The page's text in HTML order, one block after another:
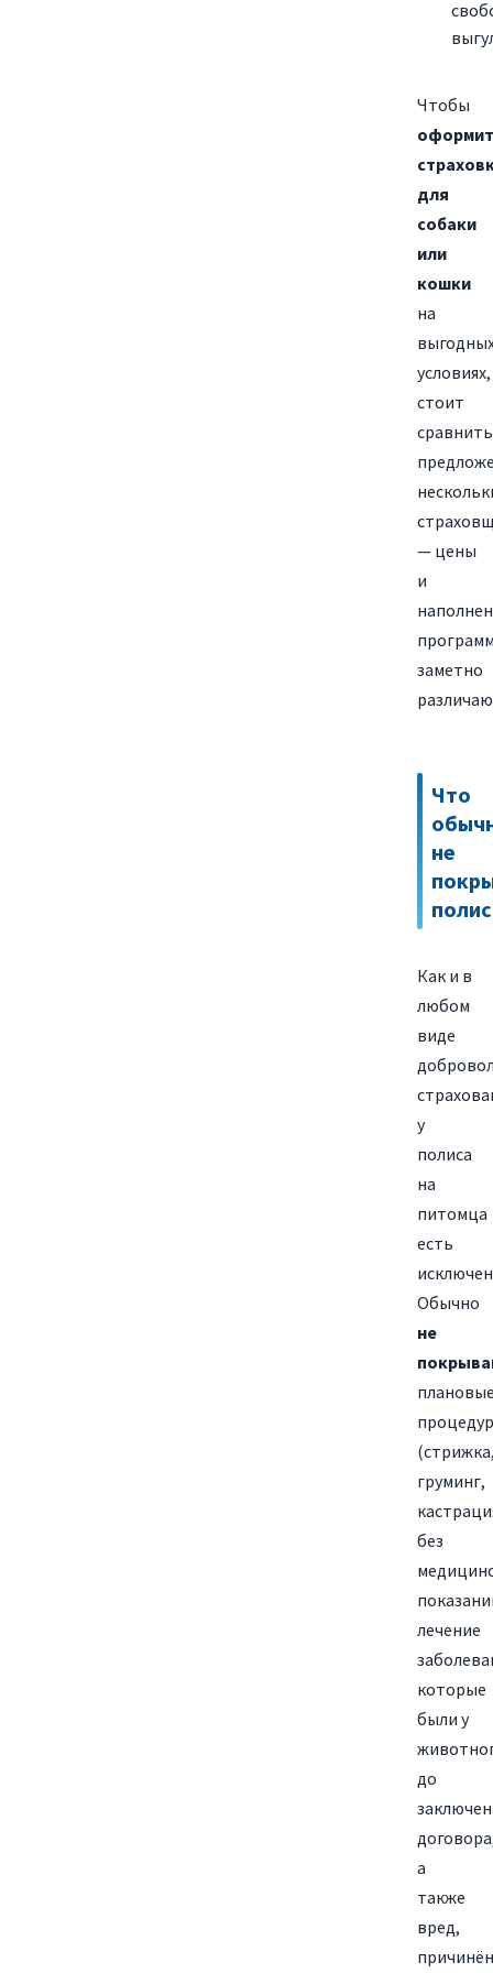
Чтобы
для
собаки
или
кошки
на
условиях,
стоит
сравнить
— цены
и
заметно
Что
не
полис
Как и в
любом
виде
у
полиса
на
питомца
есть
Обычно
не
груминг,
без
лечение
которые
были у
до
а
также
вред,